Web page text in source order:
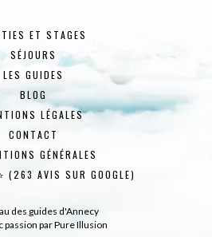
ET STAGES
SÉJOURS
LES GUIDES
BLOG
LÉGALES
CONTACT
GÉNÉRALES
(263 AVIS SUR GOOGLE)
des guides d'Annecy
passion parPure Illusion